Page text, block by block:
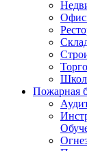
Пожарная